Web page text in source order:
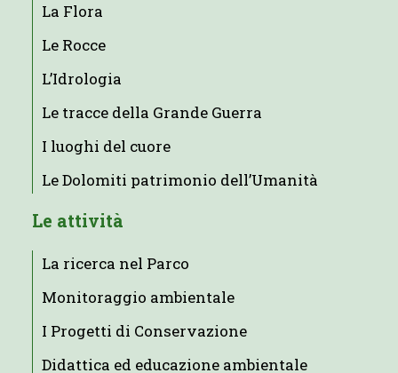
La Flora
Le Rocce
L’Idrologia
Le tracce della Grande Guerra
I luoghi del cuore
Le Dolomiti patrimonio dell’Umanità
Le attività
La ricerca nel Parco
Monitoraggio ambientale
I Progetti di Conservazione
Didattica ed educazione ambientale